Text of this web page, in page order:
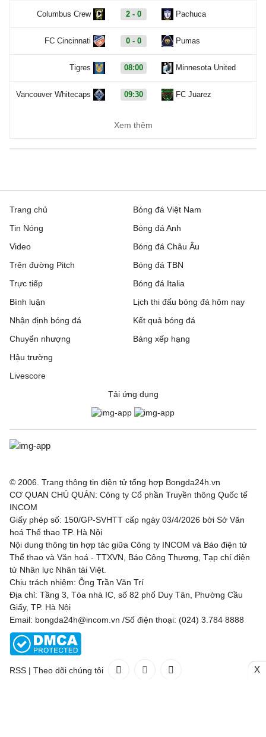
Columbus Crew 2 - 0 Pachuca
FC Cincinnati 0 - 0 Pumas
Tigres 08:00 Minnesota United
Vancouver Whitecaps 09:30 FC Juarez
Carabao Cup, Hôm nay - 08/08
21:00 Wigan Athletic
Bristol Rovers 21:00 Peterboroug United
Reading
Burnley 21:00 Notts County
Burton Albion
21:00
21:00
Derby County
Gillingham 21:00 Luton Town
Grimsby Town 21:00 Blackpool
Leicester 21:00 Northampton Town
Leyton Orient 21:00
Preston North End
Salford City
Sheffield Wednesday
Xem thêm
Trang chủ
Tin Nóng
Video
Trên đường Pitch
Trực tiếp
Bóng đá Việt Nam
Bóng đá Anh
Bóng đá Châu Âu
Bóng đá TBN
Bóng đá Italia
Bình luận
Nhận định bóng đá
Chuyển nhượng
Hậu trường
Livescore
Lịch thi đấu bóng đá hôm nay
Kết quả bóng đá
Bảng xếp hạng
Tải ứng dụng
© 2006. Trang thông tin điện tử tổng hợp Bongda24h.vn
CƠ QUAN CHỦ QUẢN: Công ty Cổ phần Truyền thông Quốc tế
INCOM
Giấy phép số: 150/GP-SVHTT cấp ngày 03/4/2026 bởi Sở Văn
hoá Thể thao TP. Hà Nội
Nội dung thông tin hợp tác giữa Công ty INCOM và Báo điện tử
Thể thao và Văn hoá - TTXVN, Báo Công Thương, Tạp chí điện
tử Nhân lực Nhân tài Việt.
Chịu trách nhiệm: Ông Trần Văn Trí
Địa chỉ: Tầng 3, Tòa nhà IC, số 82 phố Duy Tân, Phường Cầu
Giấy, TP. Hà Nội
Email: bongda24h@incom.vn /Số điện thoại: (024) 3.784 8888
RSS | Theo dõi chúng tôi X